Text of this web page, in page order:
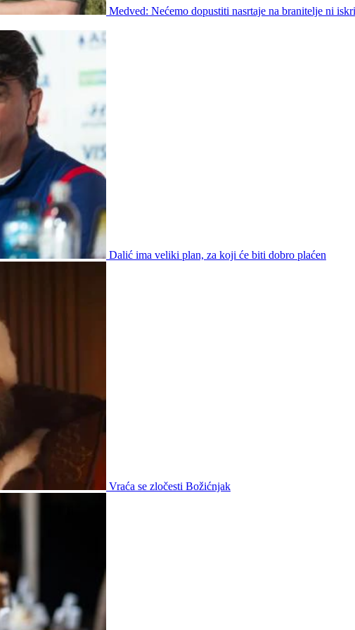
Medved: Nećemo dopustiti nasrtaje na branitelje ni
Dalić ima veliki plan, za koji će biti dobro plaćen
Vraća se zločesti Božićnjak